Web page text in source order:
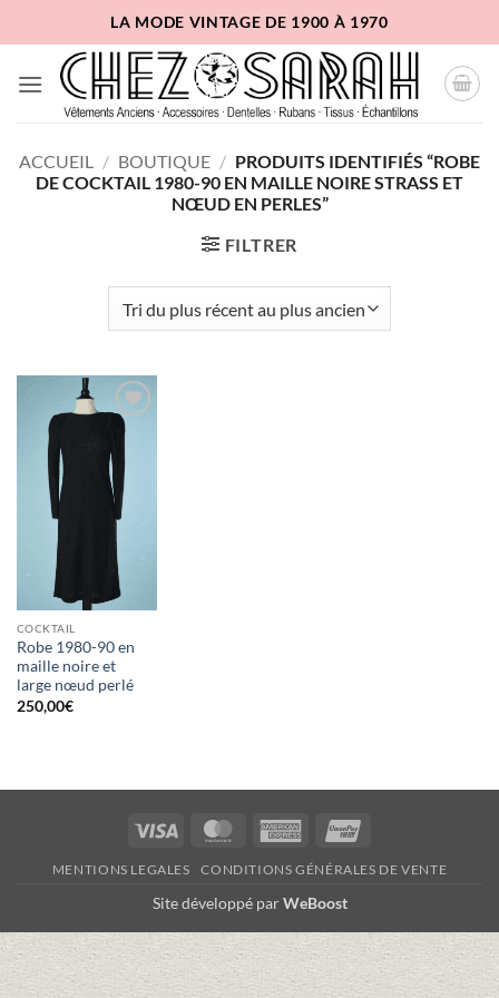
au
contenu
LA MODE VINTAGE DE 1900 À 1970
ACCUEIL / BOUTIQUE / PRODUITS IDENTIFIÉS “ROBE
DE COCKTAIL 1980-90 EN MAILLE NOIRE STRASS ET
NŒUD EN PERLES”
FILTRER
Ajouter
d'envies
COCKTAIL
Robe 1980-90 en
maille noire et
large nœud perlé
250,00€
Visa MasterCardAmerican
MENTIONS LEGALES CONDITIONS GÉNÉRALES DE VENTE
Site développé parWeBoost